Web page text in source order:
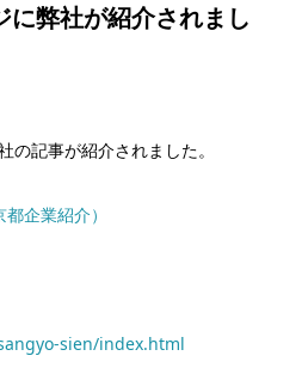
に弊社が紹介されまし
の記事が紹介されました。
企業紹介）
sien/index.html